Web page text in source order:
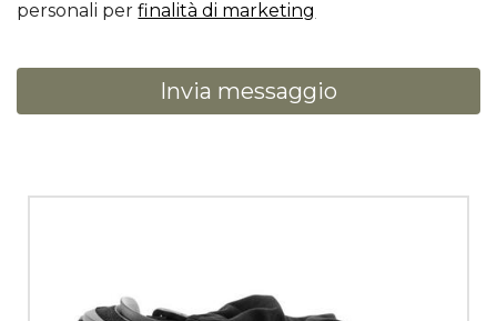
personali perfinalità di marketing
Invia messaggio